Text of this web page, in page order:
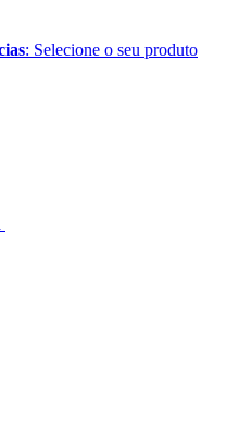
: Selecione o seu produto